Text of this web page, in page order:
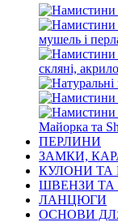
мушель і
скляні,
Майорка та
ПЕРЛИНИ
ЗАМКИ,
КУЛОНИ ТА
ШВЕНЗИ ТА
ЛАНЦЮГИ
ОСНОВИ